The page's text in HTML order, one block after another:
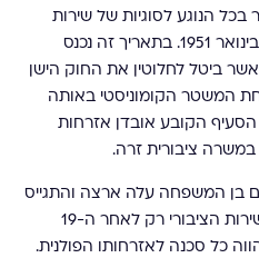
הנוגע לסוגיות של שירות
צבאי ומשרה ציבורית הוא ה-19 בינואר 1951. בתאריך זה נכנס
ביטל לחלוטין את החוק הישן
תחת המשטר הקומוניסטי באותה
הקובע אובדן אזרחות
במשרה ציבורית זרה.
בן המשפחה עלה ארצה והתגייס
לצהל, עבד במשטרה או נכנס לשירות הציבורי רק לאחר ה-19
מהווה כל סכנה לאזרחותו הפולנית.